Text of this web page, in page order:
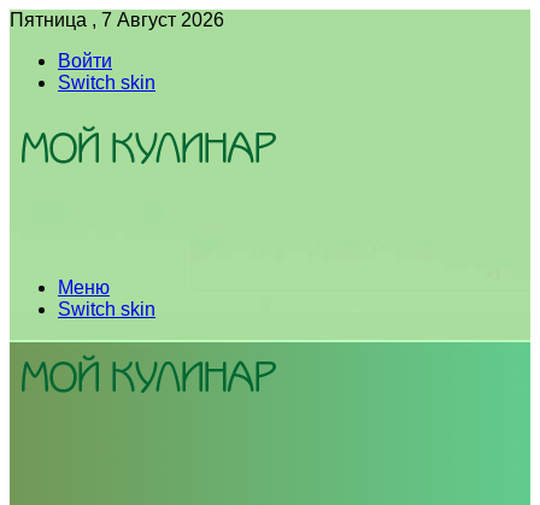
Пятница , 7 Август 2026
Войти
Switch skin
Меню
Switch skin